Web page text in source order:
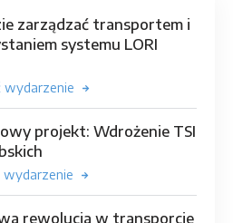
zarządzać transportem i
systemu LORI
wydarzenie
projekt: Wdrożenie TSI
wydarzenie
rewolucja w transporcie